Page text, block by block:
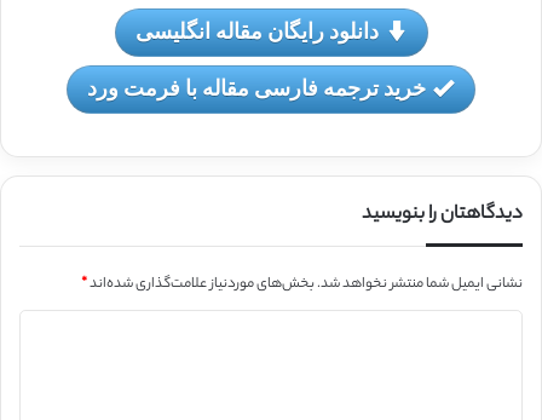
دانلود رایگان مقاله انگلیسی
خرید ترجمه فارسی مقاله با فرمت ورد
دیدگاهتان را بنویسید
نشانی ایمیل شما منتشر نخواهد شد.بخش‌های موردنیاز علامت‌گذاری شده‌اند*